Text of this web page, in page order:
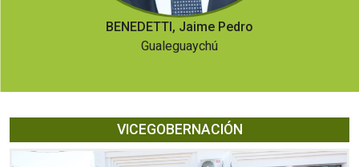
BENEDETTI, Jaime Pedro
Gualeguaychú
VICEGOBERNACIÓN